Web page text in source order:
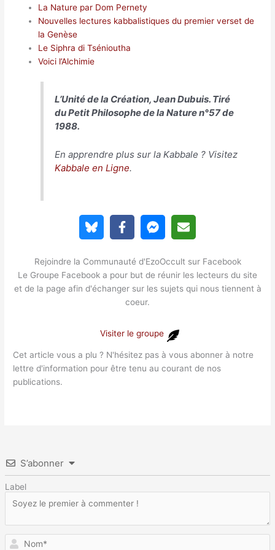
La Nature par Dom Pernety
Nouvelles lectures kabbalistiques du premier verset de
la Genèse
Le Siphra di Tsénioutha
Voici l’Alchimie
L’Unité de la Création, Jean Dubuis. Tiré
duPetit Philosophe de la Naturen°57 de
1988.
En apprendre plus sur la Kabbale ? Visitez
Kabbale en Ligne.
Rejoindre la Communauté d'EzoOccult sur Facebook
Le Groupe Facebook a pour but de réunir les lecteurs du site
et de la page afin d'échanger sur les sujets qui nous tiennent à
coeur.
Visiter le groupe
Cet article vous a plu ? N'hésitez pas à vous abonner à notre
lettre d'information pour être tenu au courant de nos
publications.
S’abonner
Label